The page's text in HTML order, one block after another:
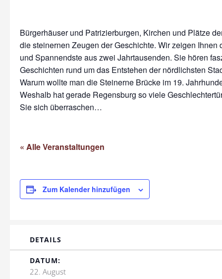
Bürgerhäuser und Patrizierburgen, Kirchen und Plätze
die steinernen Zeugen der Geschichte. Wir zeigen Ihnen
und Spannendste aus zwei Jahrtausenden. Sie hören
Geschichten rund um das Entstehen der nördlichsten
Warum wollte man die Steinerne Brücke im 19.
Weshalb hat gerade Regensburg so viele
Sie sich überraschen…
« Alle Veranstaltungen
Zum Kalender hinzufügen
DETAILS
DATUM:
22. August